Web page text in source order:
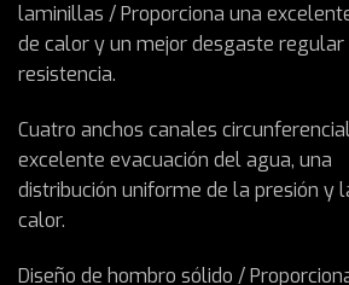
laminillas / Proporciona una
de calor y un mejor desgaste
resistencia.
Cuatro anchos canales
excelente evacuación del agua, una
distribución uniforme de la presión y
calor.
Diseño de hombro sólido /